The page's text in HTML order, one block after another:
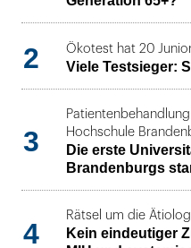
2 Ökotest hat 20
Viele Testsieger:
3
Hochschule
Die erste
Brandenburgs
4
Rätsel um die
Kein eindeutiger